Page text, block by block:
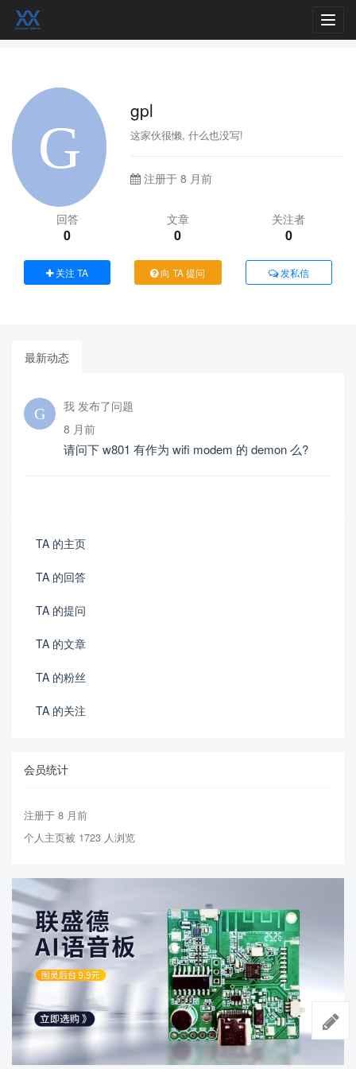
gpl
这家伙很懒, 什么也没写!
注册于 8 月前
回答
0
文章
0
关注者
0
关注 TA 向 TA 提问 发私信
最新动态
我 发布了问题
8 月前
请问下 w801 有作为 wifi modem 的 demon 么?
TA 的主页
TA 的回答
TA 的提问
TA 的文章
TA 的粉丝
TA 的关注
会员统计
注册于 8 月前
个人主页被 1723 人浏览